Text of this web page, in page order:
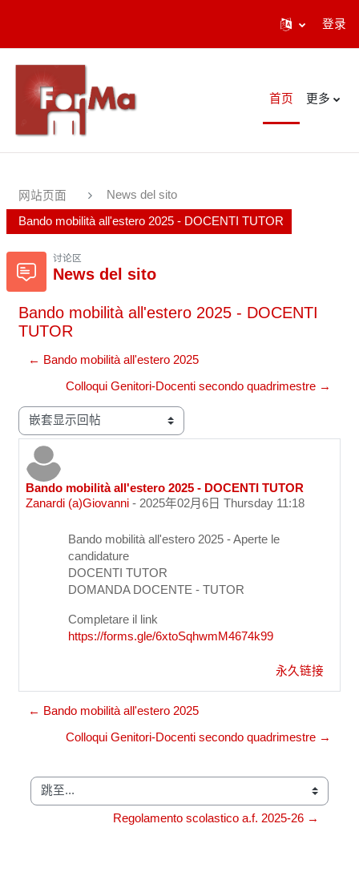
登录
首页 更多
网站页面 News del sito
Bando mobilità all'estero 2025 - DOCENTI TUTOR
讨论区
News del sito
Bando mobilità all'estero 2025 - DOCENTI
TUTOR
← Bando mobilità all'estero 2025
Colloqui Genitori-Docenti secondo quadrimestre →
显示模式
Bando mobilità all'estero 2025 - DOCENTI TUTOR
Zanardi (a)Giovanni - 2025年02月6日 Thursday 11:18
回帖数：0
Bando mobilità all'estero 2025 - Aperte le
candidature
DOCENTI TUTOR
DOMANDA DOCENTE - TUTOR
Completare il link
https://forms.gle/6xtoSqhwmM4674k99
永久链接
← Bando mobilità all'estero 2025
Colloqui Genitori-Docenti secondo quadrimestre →
跳至...
Regolamento scolastico a.f. 2025-26 →